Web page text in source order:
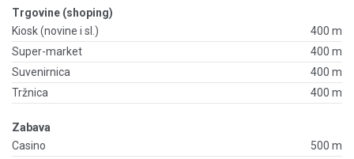
Trgovine (shoping)
Kiosk (novine i sl.)
400 m
Super-market
400 m
Suvenirnica
400 m
Tržnica
400 m
Zabava
Casino
500 m